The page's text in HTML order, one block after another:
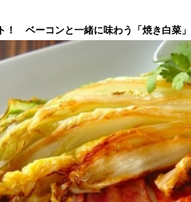
！ ベーコンと一緒に味わう「焼き白菜」